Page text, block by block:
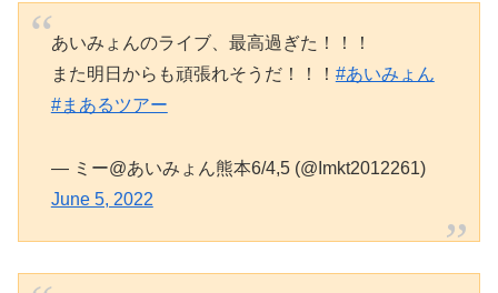
あいみょんのライブ、最高過ぎた！！！
また明日からも頑張れそうだ！！！ #あいみょん
#まあるツアー
— ミー@あいみょん熊本6/4,5 (@Imkt2012261)
June 5, 2022